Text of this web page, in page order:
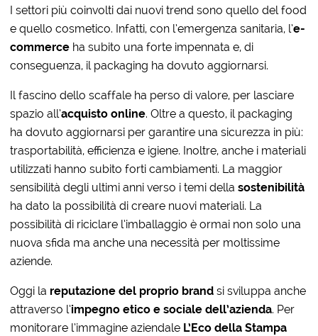
I settori più coinvolti dai nuovi trend sono quello del food
e quello cosmetico. Infatti, con l’emergenza sanitaria, l’e-
commerce ha subito una forte impennata e, di
conseguenza, il packaging ha dovuto aggiornarsi.
Il fascino dello scaffale ha perso di valore, per lasciare
spazio all’acquisto online. Oltre a questo, il packaging
ha dovuto aggiornarsi per garantire una sicurezza in più:
trasportabilità, efficienza e igiene. Inoltre, anche i materiali
utilizzati hanno subito forti cambiamenti. La maggior
sensibilità degli ultimi anni verso i temi della sostenibilità
ha dato la possibilità di creare nuovi materiali. La
possibilità di riciclare l’imballaggio è ormai non solo una
nuova sfida ma anche una necessità per moltissime
aziende.
Oggi la reputazione del proprio brand si sviluppa anche
attraverso l’impegno etico e sociale dell’azienda. Per
monitorare l’immagine aziendale L’Eco della Stampa